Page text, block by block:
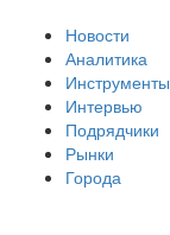
Новости
Аналитика
Инструменты
Интервью
Подрядчики
Рынки
Города